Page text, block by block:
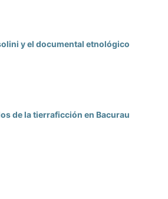
y el documental etnológico
de la tierraficción en Bacurau